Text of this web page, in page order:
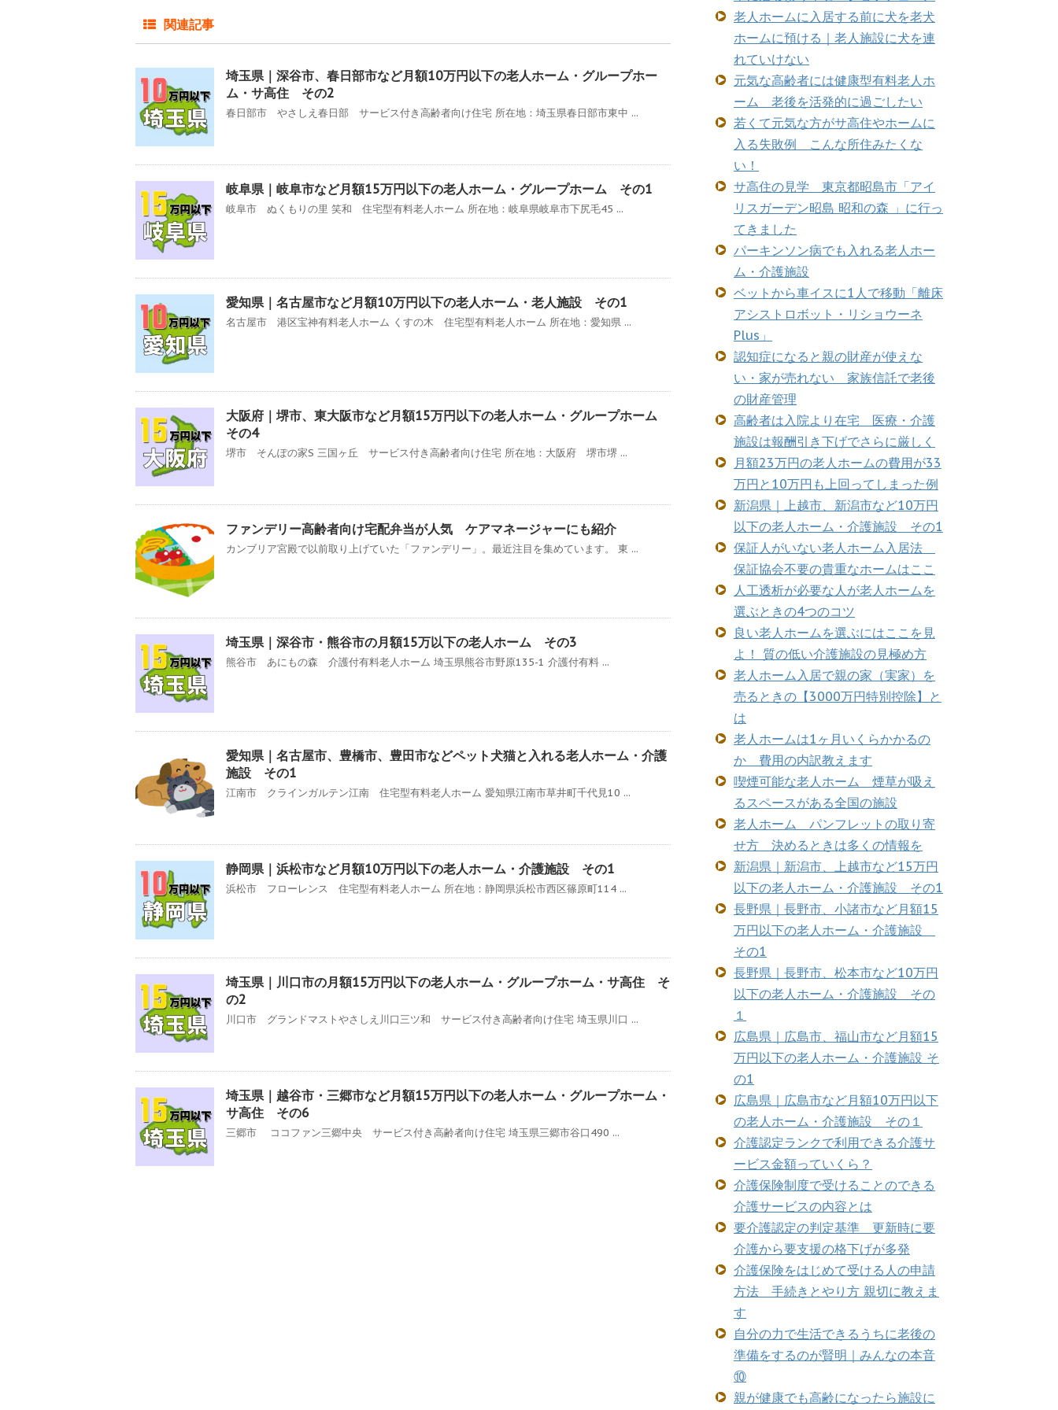
関連記事
埼玉県｜深谷市、春日部市など月額10万円以下の老人ホーム・グループホー
ム・サ高住 その2
春日部市 やさしえ春日部 サービス付き高齢者向け住宅 所在地：埼玉県春日部市東中 ...
岐阜県｜岐阜市など月額15万円以下の老人ホーム・グループホーム その1
岐阜市 ぬくもりの里 笑和 住宅型有料老人ホーム 所在地：岐阜県岐阜市下尻毛45 ...
愛知県｜名古屋市など月額10万円以下の老人ホーム・老人施設 その1
名古屋市 港区宝神有料老人ホーム くすの木 住宅型有料老人ホーム 所在地：愛知県 ...
大阪府｜堺市、東大阪市など月額15万円以下の老人ホーム・グループホーム
その4
堺市 そんぽの家S 三国ヶ丘 サービス付き高齢者向け住宅 所在地：大阪府 堺市堺 ...
ファンデリー高齢者向け宅配弁当が人気 ケアマネージャーにも紹介
カンブリア宮殿で以前取り上げていた「ファンデリー」。最近注目を集めています。 東 ...
埼玉県｜深谷市・熊谷市の月額15万以下の老人ホーム その3
熊谷市 あにもの森 介護付有料老人ホーム 埼玉県熊谷市野原135-1 介護付有料 ...
愛知県｜名古屋市、豊橋市、豊田市などペット犬猫と入れる老人ホーム・介護
施設 その1
江南市 クラインガルテン江南 住宅型有料老人ホーム 愛知県江南市草井町千代見10 ...
静岡県｜浜松市など月額10万円以下の老人ホーム・介護施設 その1
浜松市 フローレンス 住宅型有料老人ホーム 所在地：静岡県浜松市西区篠原町114 ...
埼玉県｜川口市の月額15万円以下の老人ホーム・グループホーム・サ高住 そ
の2
川口市 グランドマストやさしえ川口三ツ和 サービス付き高齢者向け住宅 埼玉県川口 ...
埼玉県｜越谷市・三郷市など月額15万円以下の老人ホーム・グループホーム・
サ高住 その6
三郷市 ココファン三郷中央 サービス付き高齢者向け住宅 埼玉県三郷市谷口490 ...
老人ホームに入居する前に犬を老犬
ホームに預ける｜老人施設に犬を連
れていけない
元気な高齢者には健康型有料老人ホ
ーム 老後を活発的に過ごしたい
若くて元気な方がサ高住やホームに
入る失敗例 こんな所住みたくな
い！
サ高住の見学 東京都昭島市「アイ
リスガーデン昭島 昭和の森 」に行っ
てきました
パーキンソン病でも入れる老人ホー
ム・介護施設
ベットから車イスに1人で移動「離床
アシストロボット・リショウーネ
Plus」
認知症になると親の財産が使えな
い・家が売れない 家族信託で老後
の財産管理
高齢者は入院より在宅 医療・介護
施設は報酬引き下げでさらに厳しく
月額23万円の老人ホームの費用が33
万円と10万円も上回ってしまった例
新潟県｜上越市、新潟市など10万円
以下の老人ホーム・介護施設 その1
保証人がいない老人ホーム入居法
保証協会不要の貴重なホームはここ
人工透析が必要な人が老人ホームを
選ぶときの4つのコツ
良い老人ホームを選ぶにはここを見
よ！ 質の低い介護施設の見極め方
老人ホーム入居で親の家（実家）を
売るときの【3000万円特別控除】と
は
老人ホームは1ヶ月いくらかかるの
か 費用の内訳教えます
喫煙可能な老人ホーム 煙草が吸え
るスペースがある全国の施設
老人ホーム パンフレットの取り寄
せ方 決めるときは多くの情報を
新潟県｜新潟市、上越市など15万円
以下の老人ホーム・介護施設 その1
長野県｜長野市、小諸市など月額15
万円以下の老人ホーム・介護施設
その1
長野県｜長野市、松本市など10万円
以下の老人ホーム・介護施設 その
１
広島県｜広島市、福山市など月額15
万円以下の老人ホーム・介護施設 そ
の1
広島県｜広島市など月額10万円以下
の老人ホーム・介護施設 その１
介護認定ランクで利用できる介護サ
ービス金額っていくら？
介護保険制度で受けることのできる
介護サービスの内容とは
要介護認定の判定基準 更新時に要
介護から要支援の格下げが多発
介護保険をはじめて受ける人の申請
方法 手続きとやり方 親切に教えま
す
自分の力で生活できるうちに老後の
準備をするのが賢明｜みんなの本音
⑩
親が健康でも高齢になったら施設に